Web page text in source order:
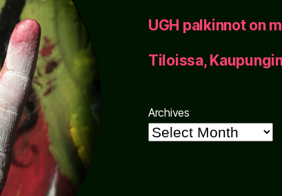
UGH palkinnot on
Tiloissa,
Archives